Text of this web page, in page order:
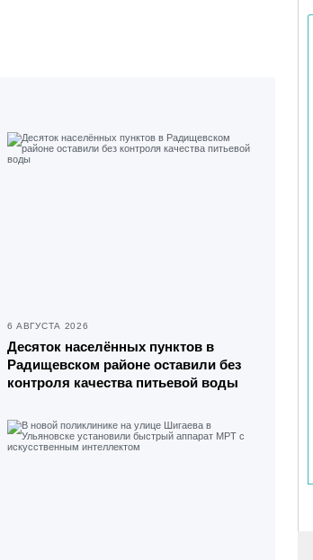
6 АВГУСТА 2026
Десяток населённых пунктов в
Радищевском районе оставили без
контроля качества питьевой воды